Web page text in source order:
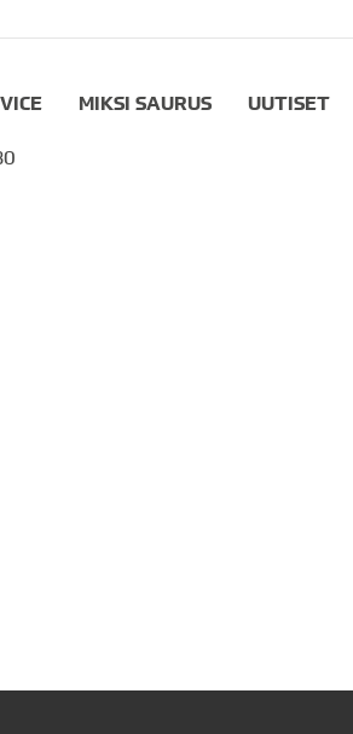
MIKSI SAURUS UUTISET